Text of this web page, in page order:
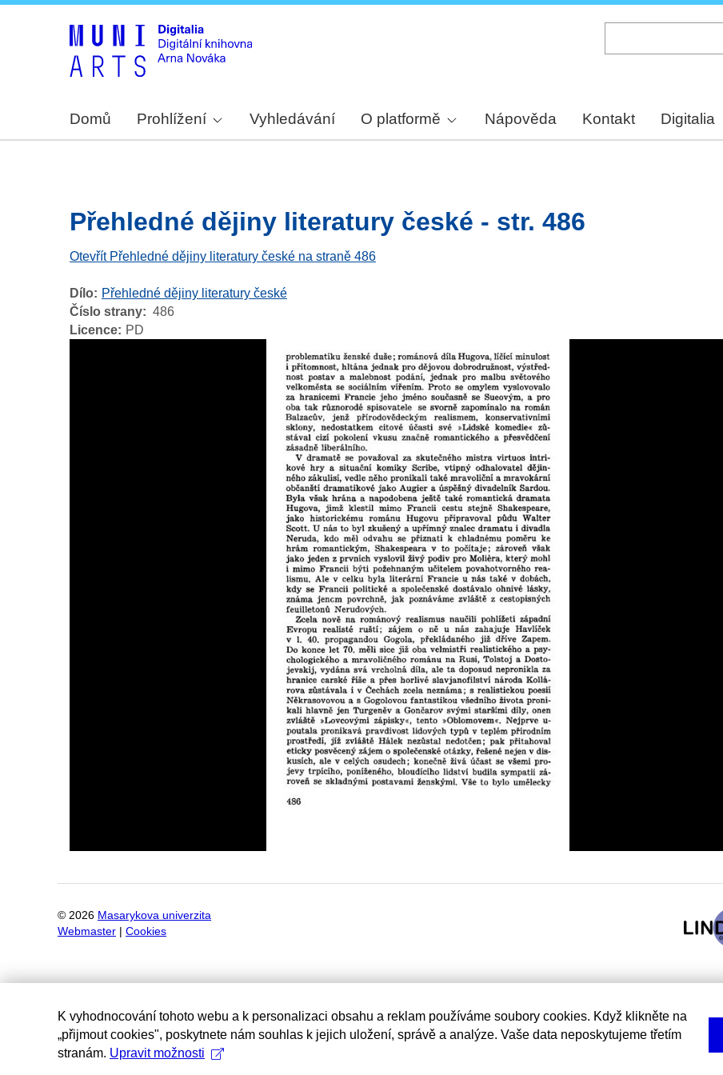
Domů Prohlížení Vyhledávání O platformě Nápověda Kontakt Digitalia
Přehledné dějiny literatury české - str. 486
Otevřít Přehledné dějiny literatury české na straně 486
Dílo
Přehledné dějiny literatury české
Číslo strany
486
Licence
PD
© 2026 Masarykova univerzita
Webmaster
Cookies
K vyhodnocování tohoto webu a k personalizaci obsahu a reklam používáme soubory cookies. Když klikněte na
„přijmout cookies", poskytnete nám souhlas k jejich uložení, správě a analýze. Vaše data neposkytujeme třetím
stranám. Upravit možnosti